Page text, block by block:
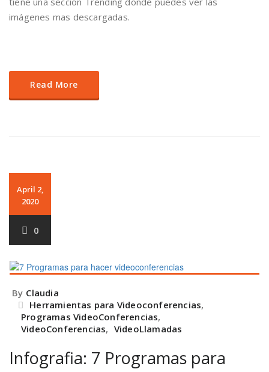
imágenes mas descargadas.
Read More
April 2,
2020
0
By Claudia
Herramientas para Videoconferencias,
Programas VideoConferencias,
VideoConferencias, VideoLlamadas
Infografia: 7 Programas para